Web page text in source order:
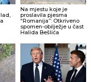
Na mjestu koje je
proslavila pjesma
“Romanija”: Otkriveno
spomen-obilježje u čast
Halida Bešlića